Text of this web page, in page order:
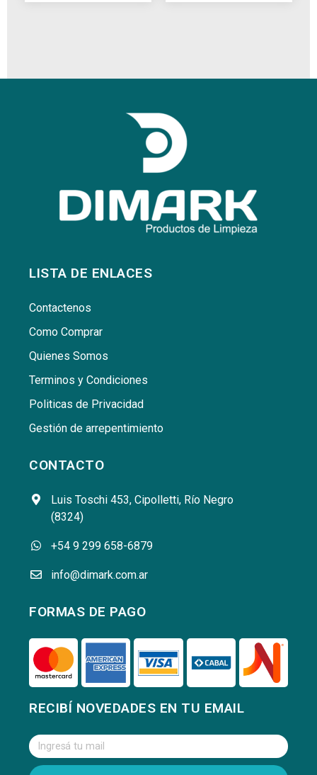
LISTA DE ENLACES
Contactenos
Como Comprar
Quienes Somos
Terminos y Condiciones
Politicas de Privacidad
Gestión de arrepentimiento
CONTACTO
Luis Toschi 453, Cipolletti, Río Negro
(8324)
+54 9 299 658-6879
info@dimark.com.ar
FORMAS DE PAGO
RECIBÍ NOVEDADES EN TU EMAIL